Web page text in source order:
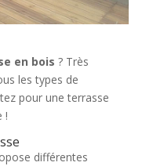
en bois ? Très
les types de
pour une terrasse
!
différentes